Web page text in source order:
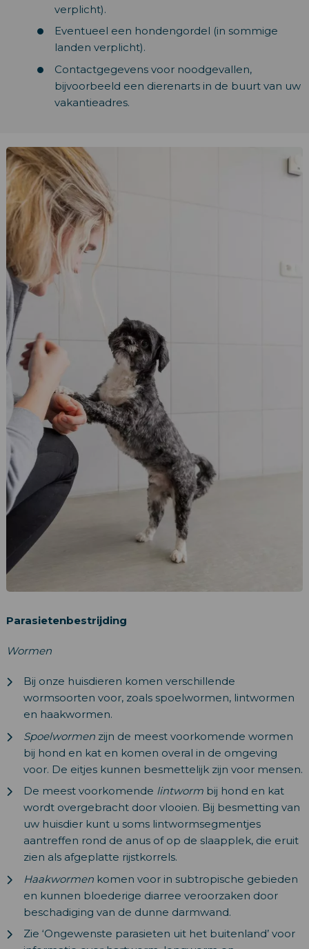
verplicht).
Eventueel een hondengordel (in sommige
landen verplicht).
Contactgegevens voor noodgevallen,
bijvoorbeeld een dierenarts in de buurt van uw
vakantieadres.
Parasietenbestrijding
Wormen
Bij onze huisdieren komen verschillende
wormsoorten voor, zoals spoelwormen, lintwormen
en haakwormen.
Spoelwormenzijn de meest voorkomende wormen
bij hond en kat en komen overal in de omgeving
voor. De eitjes kunnen besmettelijk zijn voor mensen.
De meest voorkomende lintwormbij hond en kat
wordt overgebracht door vlooien. Bij besmetting van
uw huisdier kunt u soms lintwormsegmentjes
aantreffen rond de anus of op de slaapplek, die eruit
zien als afgeplatte rijstkorrels.
Haakwormenkomen voor in subtropische gebieden
en kunnen bloederige diarree veroorzaken door
beschadiging van de dunne darmwand.
Zie ‘Ongewenste parasieten uit het buitenland’ voor